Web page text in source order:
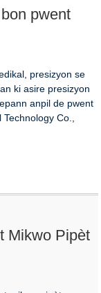
pwent
presizyon se
ki asire presizyon
anpil de pwent
Co.,
Mikwo Pipèt